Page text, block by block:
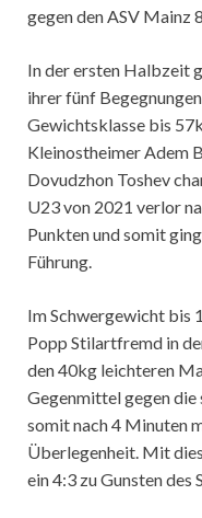
gegen den ASV Mainz
In der ersten Halbzeit
ihrer fünf
Gewichtsklasse bis
Kleinostheimer Adem
Dovudzhon Toshev
U23 von 2021 verlor
Punkten und somit
Führung.
Im Schwergewicht bis
Popp Stilartfremd in
den 40kg leichteren
Gegenmittel gegen
somit nach 4 Minuten
Überlegenheit. Mit
ein 4:3 zu Gunsten des